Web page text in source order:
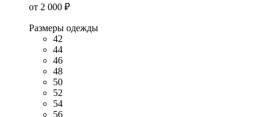
от 2 000 ₽
Размеры одежды
42
44
46
48
50
52
54
56